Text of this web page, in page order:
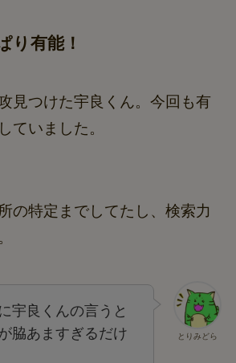
り有能！
見つけた宇良くん。今回も有
ていました。
の特定までしてたし、検索力
とりみどら
宇良くんの言うと
脇あますぎるだけ